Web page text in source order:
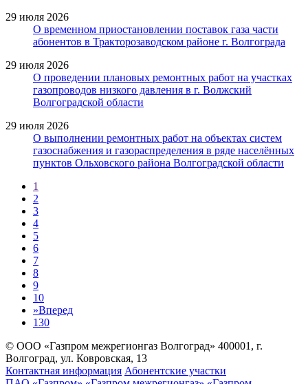
29 июля 2026
О временном приостановлении поставок газа части
абонентов в Тракторозаводском районе г. Волгограда
29 июля 2026
О проведении плановых ремонтных работ на участках
газопроводов низкого давления в г. Волжский
Волгоградской области
29 июля 2026
О выполнении ремонтных работ на объектах систем
газоснабжения и газораспределения в ряде населённых
пунктов Ольховского района Волгоградской области
1
2
3
4
5
6
7
8
9
10
»Вперед
130
© ООО «Газпром межрегионгаз Волгоград» 400001, г.
Волгоград, ул. Ковровская, 13
Контактная информация Абонентские участки